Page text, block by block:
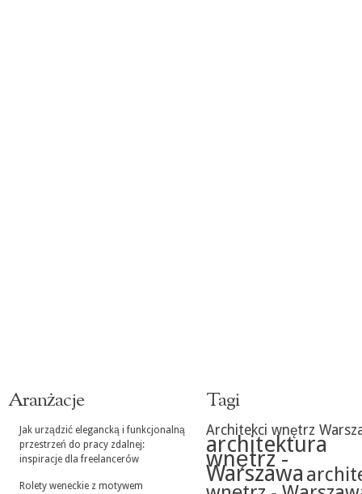
Aranżacje
Jak urządzić elegancką i funkcjonalną
przestrzeń do pracy zdalnej:
inspiracje dla freelancerów
Rolety weneckie z motywem
Tagi
Architekci wnętrz
architektura
wnętrz -
Warszawa